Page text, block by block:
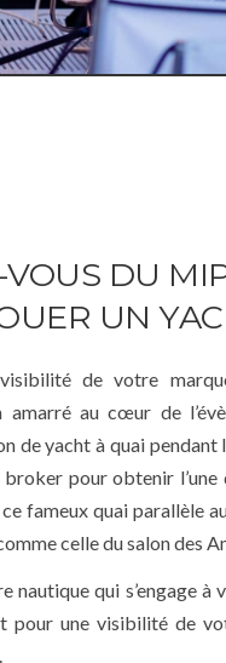
DU
UN
de votre
au cœur de
de yacht à quai
pour obtenir
fameux quai parallèle
celle du salon des
nautique qui s’engage
pour une visibilité de